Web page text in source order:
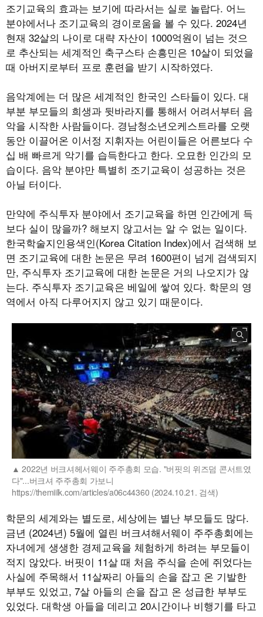
조기교육의 효과는 보기에 따라서는 실로 놀랍다. 어느
분야에서나 조기교육의 경이로움을 볼 수 있다. 2024년
현재 32살의 나이로 대략 자산이 1000억원이 넘는 것으
로 추산되는 세계적인 축구스타 손흥민은 10살이 되었을
때 아버지로부터 프로 훈련을 받기 시작하였다.
음악계에는 더 많은 세계적인 한국인 스타들이 있다. 대
부분 부모들의 희생과 뒷바라지를 통해서 어려서부터 음
악을 시작한 사람들이다. 경남청소년오케스트라를 오랫
동안 이끌어온 이서정 지휘자는 어린이들은 어른보다 수
십 배 빠르게 악기를 습득한다고 한다. 오묘한 인간의 모
습이다. 음악 분야만 특별히 조기교육이 성공하는 것은
아닐 터이다.
만약에 주식투자 분야에서 조기교육을 하면 인간에게 득
보다 실이 많을까? 해보지 않고서는 알 수 없는 일이다.
한국학술지인용색인(Korea Citation Index)에서 검색해 보
면 조기교육에 대한 논문은 무려 1600편이 넘게 검색되지
만, 주식투자 조기교육에 대한 논문은 거의 나오지가 않
는다. 주식투자 조기교육은 베일에 쌓여 있다. 학문의 영
역에서 아직 다루어지지 않고 있기 때문이다.
2022년 버크셔헤서웨이 주주총회 모습. "버핏의 위즈덤 콘서트였
다"...버크셔 주주총회 가보니
https://themiilk.com/articles/a06c44360 (2024.10.21. 검색)
학문의 세계와는 별도로, 세상에는 별난 부모들도 많다.
금년 (2024년) 5월에 열린 버크셔해서웨이 주주총회에는
자녀에게 생생한 경제교육을 체험하게 하려는 부모들이
적지 않았다. 버핏이 11살 때 처음 주식을 손에 쥐었다는
사실에 주목해서 11살짜리 아들의 손을 잡고 온 기발한
부부도 있었고, 7살 아들의 손을 잡고 온 성급한 부부도
있었다. 대학생 아들을 데리고 20시간이나 비행기를 타고